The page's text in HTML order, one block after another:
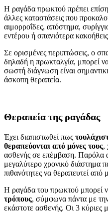
Η ραγάδα πρωκτού πρέπει
άλλες καταστάσεις που
αιμορροΐδες, απόστημα,
εντέρου ή σπανιότερα
Σε ορισμένες περιπτώσεις, ο
δηλαδή η πρωκταλγία, μπορεί
σωστή διάγνωση είναι
άσκοπη θεραπεία.
Θεραπεία της ραγάδας
Έχει διαπιστωθεί πως
θεραπεύονται από μόνες τους,
ασθενής σε επέμβαση. Παρόλα
μεγαλύτερο χρονικό διάστημα
πιθανότητες να θεραπευτεί από
Η ραγάδα του πρωκτού μπορεί
τρόπους, σύμφωνα πάντα με την
εκάστοτε ασθενής. Οι 3 κύριες